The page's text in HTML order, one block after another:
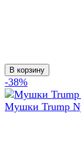
В корзину
-38%
Мушки Trump